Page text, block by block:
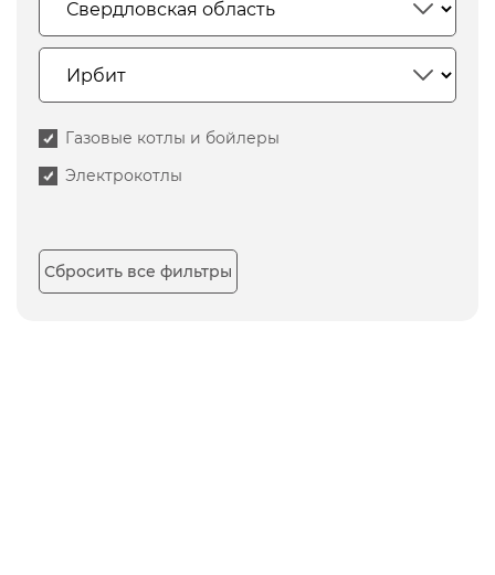
Газовые котлы и бойлеры
Электрокотлы
Сбросить все фильтры